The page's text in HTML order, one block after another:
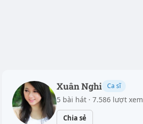
Xuân Nghi Ca sĩ
5 bài hát · 7.586 lượt xem
Chia sẻ